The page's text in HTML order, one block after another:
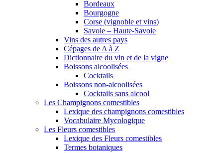
Bordeaux
Bourgogne
Corse (vignoble et vins)
Savoie – Haute-Savoie
Vins des autres pays
Cépages de A à Z
Dictionnaire du vin et de la vigne
Boissons alcoolisées
Cocktails
Boissons non-alcoolisées
Cocktails sans alcool
Les Champignons comestibles
Lexique des champignons comestibles
Vocabulaire Mycologique
Les Fleurs comestibles
Lexique des Fleurs comestibles
Termes botaniques